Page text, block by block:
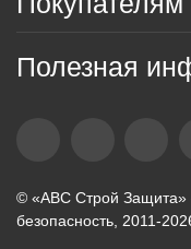
Полезная
© «АВС Строй Защита»
безопасность, 2011-